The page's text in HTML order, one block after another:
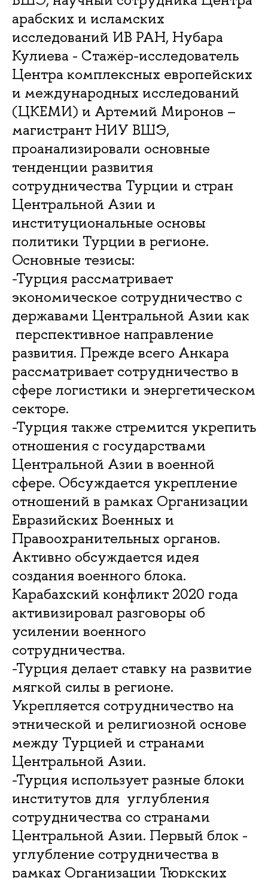
арабских и исламских
исследований ИВ РАН, Нубара
Кулиева - Стажёр-исследователь
Центра комплексных европейских
и международных исследований
(ЦКЕМИ) и Артемий Миронов –
магистрант НИУ ВШЭ,
проанализировали основные
тенденции развития
сотрудничества Турции и стран
Центральной Азии и
институциональные основы
политики Турции в регионе.
Основные тезисы:
-Турция рассматривает
экономическое сотрудничество с
державами Центральной Азии как
перспективное направление
развития. Прежде всего Анкара
рассматривает сотрудничество в
сфере логистики и энергетическом
секторе.
-Турция также стремится укрепить
отношения с государствами
Центральной Азии в военной
сфере. Обсуждается укрепление
отношений в рамках Организации
Евразийских Военных и
Правоохранительных органов.
Активно обсуждается идея
создания военного блока.
Карабахский конфликт 2020 года
активизировал разговоры об
усилении военного
сотрудничества.
-Турция делает ставку на развитие
мягкой силы в регионе.
Укрепляется сотрудничество на
этнической и религиозной основе
между Турцией и странами
Центральной Азии.
-Турция использует разные блоки
институтов для углубления
сотрудничества со странами
Центральной Азии. Первый блок -
углубление сотрудничества в
рамках Организации Тюркских